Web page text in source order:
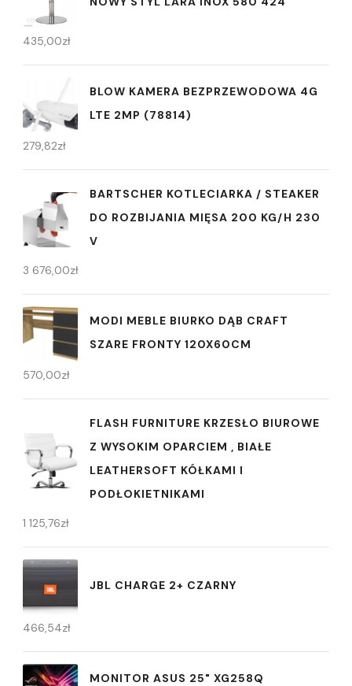
435,00zł
BLOW KAMERA BEZPRZEWODOWA 4G
LTE 2MP (78814)
279,82zł
BARTSCHER KOTLECIARKA / STEAKER
DO ROZBIJANIA MIĘSA 200 KG/H 230
V
3 676,00zł
MODI MEBLE BIURKO DĄB CRAFT
SZARE FRONTY 120X60CM
570,00zł
FLASH FURNITURE KRZESŁO BIUROWE
Z WYSOKIM OPARCIEM , BIAŁE
LEATHERSOFT KÓŁKAMI I
PODŁOKIETNIKAMI
1 125,76zł
JBL CHARGE 2+ CZARNY
466,54zł
MONITOR ASUS 25" XG258Q